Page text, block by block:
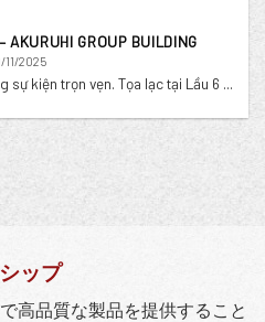
AKURUHI GROUP BUILDING
11/2025
sự kiện trọn vẹn. Tọa lạc tại Lầu 6 ...
ップ
高品質な製品を提供すること